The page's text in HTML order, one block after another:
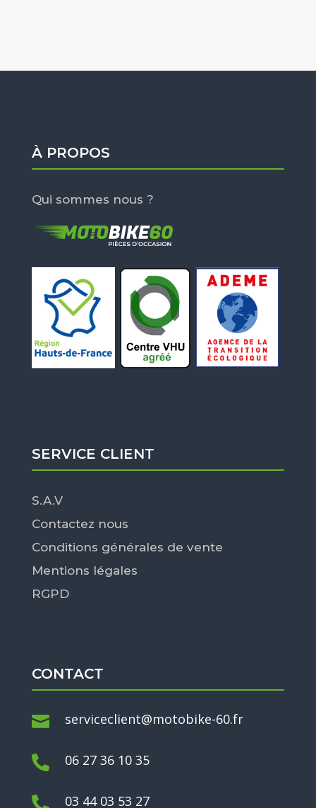
À PROPOS
Qui sommes nous ?
SERVICE CLIENT
S.A.V
Contactez nous
Conditions générales de vente
Mentions légales
RGPD
CONTACT
 serviceclient@motobike-60.fr
 06 27 36 10 35
 03 44 03 53 27